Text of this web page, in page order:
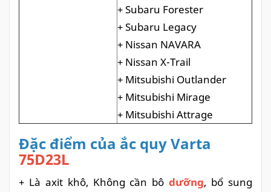
+ Subaru Forester
+ Subaru Legacy
+ Nissan NAVARA
+ Nissan X-Trail
+ Mitsubishi Outlander
+ Mitsubishi Mirage
+ Mitsubishi Attrage
Đặc điểm của ắc quy Varta
75D23L
+ Là axit khô, Không cần bôdưỡng, bổ sung